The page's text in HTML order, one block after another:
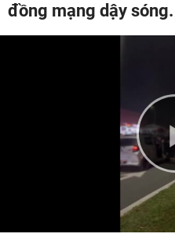
đồng mạng dậy sóng.